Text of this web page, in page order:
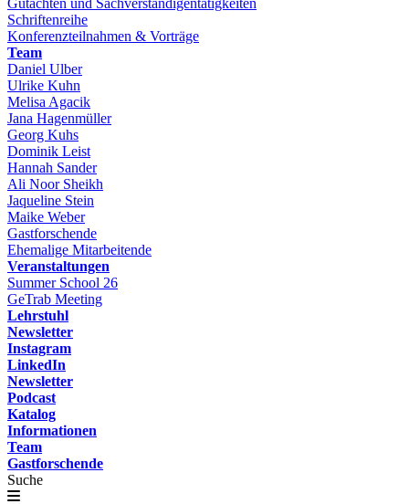
Gutachten und Sachverständigentätigkeiten
Schriftenreihe
Konferenzteilnahmen & Vorträge
Team
Daniel Ulber
Ulrike Kuhn
Melisa Agacik
Jana Hagenmüller
Georg Kuhs
Dominik Leist
Hannah Sander
Ali Noor Sheikh
Jaqueline Stein
Maike Weber
Gastforschende
Ehemalige Mitarbeitende
Veranstaltungen
Summer School 26
GeTrab Meeting
Lehrstuhl
Newsletter
Instagram
LinkedIn
Newsletter
Podcast
Katalog
Informationen
Team
Gastforschende
Suche